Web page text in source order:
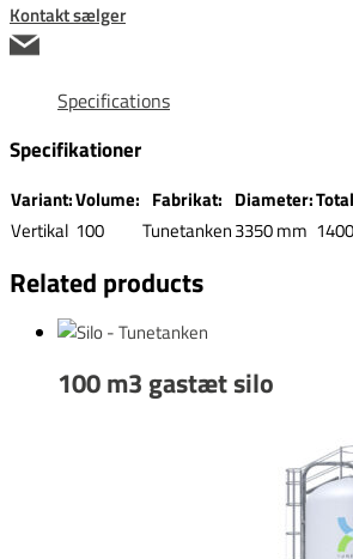
Kontakt sælger
Specifications
Specifikationer
Variant:Volume: Fabrikat: Diameter:
Vertikal 100 Tunetanken3350 mm
Related products
100 m3 gastæt silo